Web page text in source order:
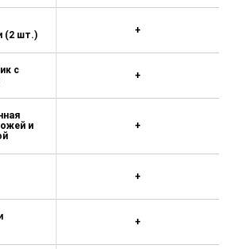
безопасности переднего
шторки безопасности
ремень
водителя с
и регулировкой
напоминания о
ремне водителя
ремень
(2 шт.)
с
и
+
+
+
+
+